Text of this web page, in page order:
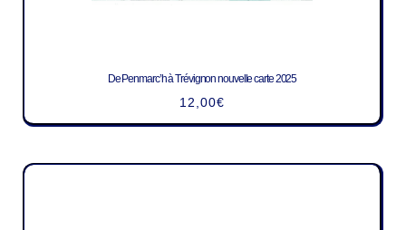
De Penmarc’h à Trévignon nouvelle carte 2025
12,00€